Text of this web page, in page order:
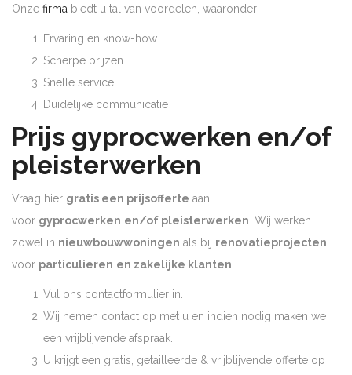
Onze firma biedt u tal van voordelen, waaronder:
Ervaring en know-how
Scherpe prijzen
Snelle service
Duidelijke communicatie
Prijs gyprocwerken en/of
pleisterwerken
Vraag hier gratis een prijsofferte aan
voor gyprocwerken en/of pleisterwerken. Wij werken
zowel in nieuwbouwwoningen als bij renovatieprojecten,
voor particulieren en zakelijke klanten.
Vul ons contactformulier in.
Wij nemen contact op met u en indien nodig maken we
een vrijblijvende afspraak.
U krijgt een gratis, getailleerde & vrijblijvende offerte op